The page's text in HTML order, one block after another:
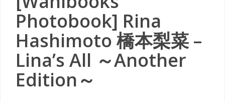
Photobook] Rina
Hashimoto 橋本梨菜 –
Lina’s All ～Another
Edition～